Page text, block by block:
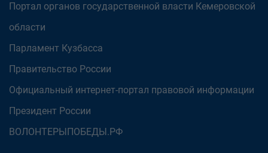
Портал органов государственной власти Кемеровской
области
Парламент Кузбасса
Правительство России
Официальный интернет-портал правовой информации
Президент России
ВОЛОНТЕРЫПОБЕДЫ.РФ